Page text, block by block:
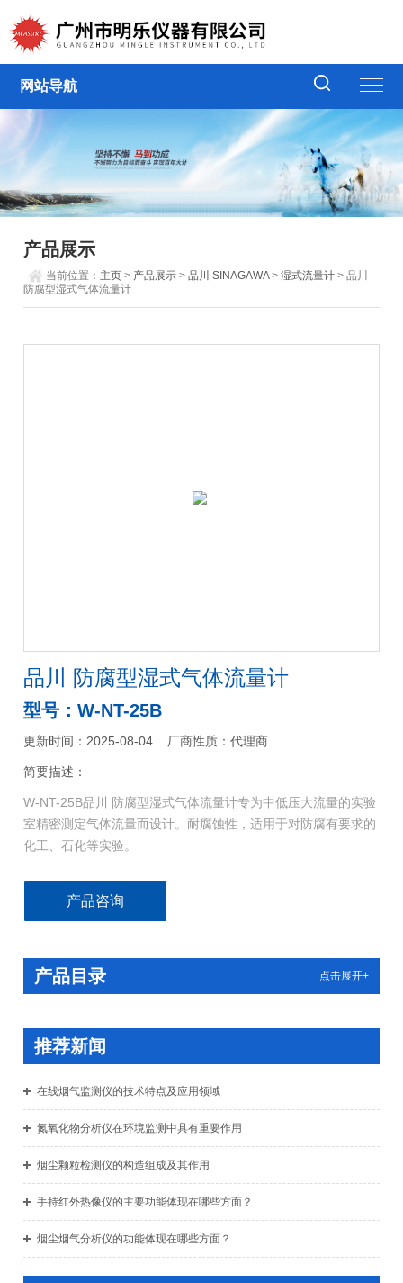
网站导航
产品展示
当前位置： 主页 > 产品展示 >品川 SINAGAWA>湿式流量计 > 品川
防腐型湿式气体流量计
品川 防腐型湿式气体流量计
型号：W-NT-25B
更新时间：2025-08-04 厂商性质：代理商
简要描述：
W-NT-25B品川 防腐型湿式气体流量计专为中低压大流量的实验
室精密测定气体流量而设计。耐腐蚀性，适用于对防腐有要求的
化工、石化等实验。
产品咨询
产品目录 点击展开+
推荐新闻
在线烟气监测仪的技术特点及应用领域
氮氧化物分析仪在环境监测中具有重要作用
烟尘颗粒检测仪的构造组成及其作用
手持红外热像仪的主要功能体现在哪些方面？
烟尘烟气分析仪的功能体现在哪些方面？